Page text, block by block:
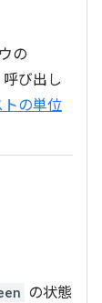
の
び出し
の単位
の状態